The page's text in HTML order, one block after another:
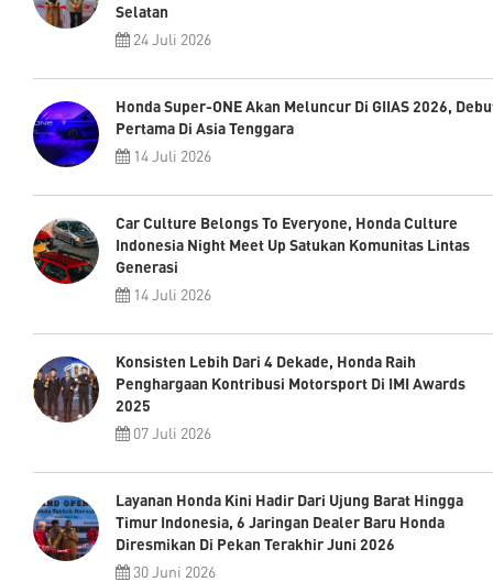
Selatan
24 Juli 2026
Honda Super-ONE Akan Meluncur Di GIIAS 2026,
Pertama Di Asia Tenggara
14 Juli 2026
Car Culture Belongs To Everyone, Honda Culture
Indonesia Night Meet Up Satukan Komunitas Lintas
Generasi
14 Juli 2026
Konsisten Lebih Dari 4 Dekade, Honda Raih
Penghargaan Kontribusi Motorsport Di IMI Awards
2025
07 Juli 2026
Layanan Honda Kini Hadir Dari Ujung Barat Hingga
Timur Indonesia, 6 Jaringan Dealer Baru Honda
Diresmikan Di Pekan Terakhir Juni 2026
30 Juni 2026